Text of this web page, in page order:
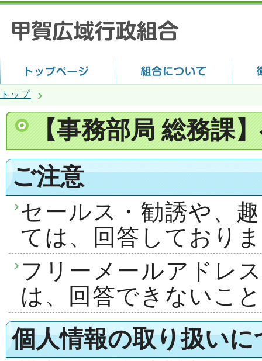
トップ
【事務部局 総務課
ご注意
セールス・勧誘や、
ては、回答しており
フリーメールアドレ
は、回答できないこ
個人情報の取り扱いに